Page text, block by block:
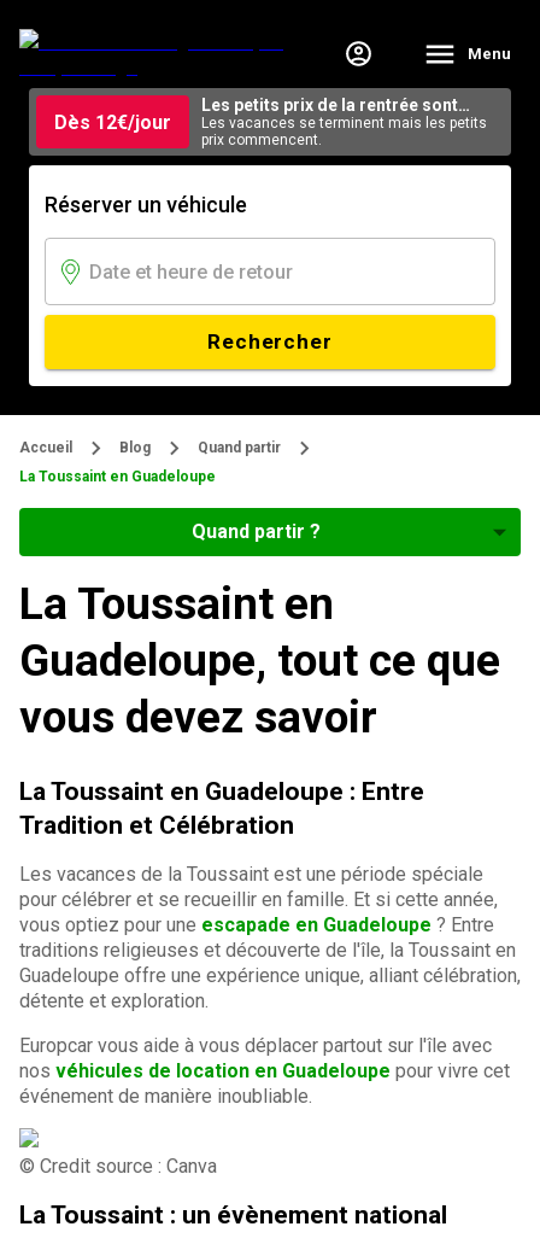
Menu
Dès 12€/jour
Les petits prix de la rentrée sont
arrivés.
Les vacances se terminent mais les petits
prix commencent.
Réserver un véhicule
Rechercher
Accueil Blog
Quand partir
La Toussaint en Guadeloupe
Quand partir ?
La Toussaint en
Guadeloupe, tout ce que
vous devez savoir
La Toussaint en Guadeloupe : Entre
Tradition et Célébration
Les vacances de la Toussaint est une période spéciale
pour célébrer et se recueillir en famille. Et si cette année,
vous optiez pour une escapade en Guadeloupe ? Entre
traditions religieuses et découverte de l'île, la Toussaint en
Guadeloupe offre une expérience unique, alliant célébration,
détente et exploration.
Europcar vous aide à vous déplacer partout sur l'île avec
nos véhicules de location en Guadeloupe pour vivre cet
événement de manière inoubliable.
© Credit source : Canva
La Toussaint : un évènement national